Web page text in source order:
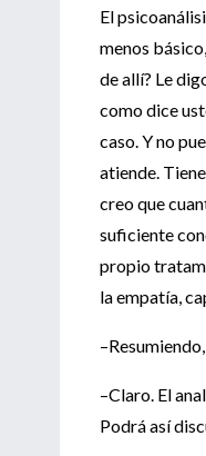
El
menos
de allí? Le
como dice
caso. Y no
atiende.
creo que
suficiente
propio
la empatía,
–Claro. El
Podrá así